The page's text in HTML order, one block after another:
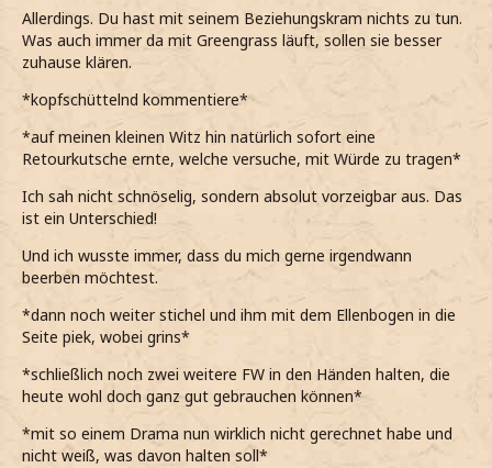
Allerdings. Du hast mit seinem Beziehungskram nichts zu tun.
Was auch immer da mit Greengrass läuft, sollen sie besser
zuhause klären.
*kopfschüttelnd kommentiere*
*auf meinen kleinen Witz hin natürlich sofort eine
Retourkutsche ernte, welche versuche, mit Würde zu tragen*
Ich sah nicht schnöselig, sondern absolut vorzeigbar aus. Das
ist ein Unterschied!
Und ich wusste immer, dass du mich gerne irgendwann
beerben möchtest.
*dann noch weiter stichel und ihm mit dem Ellenbogen in die
Seite piek, wobei grins*
*schließlich noch zwei weitere FW in den Händen halten, die
heute wohl doch ganz gut gebrauchen können*
*mit so einem Drama nun wirklich nicht gerechnet habe und
nicht weiß, was davon halten soll*